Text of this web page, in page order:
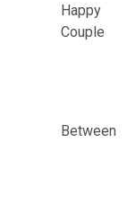
Happy
Couple
Between